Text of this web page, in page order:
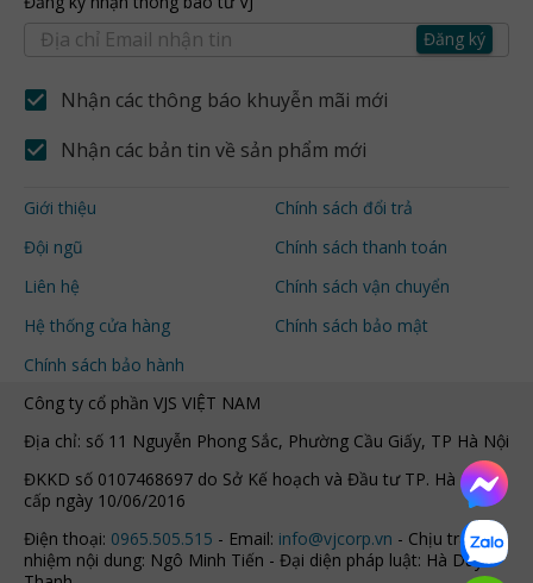
Đăng ký
Nhận các thông báo khuyễn mãi mới
Nhận các bản tin về sản phẩm mới
Giới thiệu
Đội ngũ
Liên hệ
Hệ thống cửa hàng
Chính sách bảo hành
Chính sách đổi trả
Chính sách thanh toán
Chính sách vận chuyển
Chính sách bảo mật
Công ty cổ phần VJS VIỆT NAM
Địa chỉ: số 11 Nguyễn Phong Sắc, Phường Cầu Giấy, TP Hà Nội
ĐKKD số 0107468697 do Sở Kế hoạch và Đầu tư TP. Hà Nội
cấp ngày 10/06/2016
Điện thoại: 0965.505.515 - Email: info@vjcorp.vn - Chịu trách
nhiệm nội dung: Ngô Minh Tiến - Đại diện pháp luật: Hà Duy